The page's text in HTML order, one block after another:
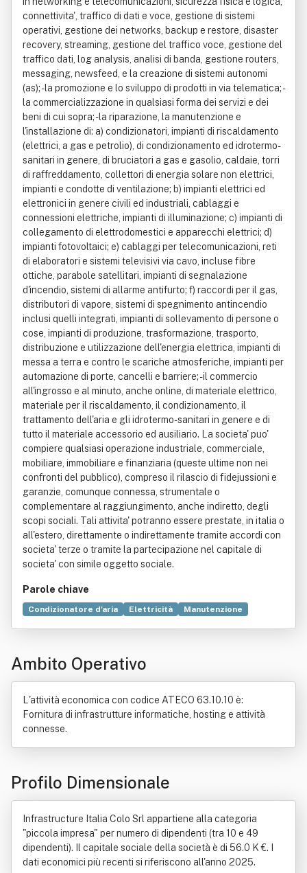
connettivita', traffico di dati e voce, gestione di sistemi
operativi, gestione dei networks, backup e restore, disaster
recovery, streaming, gestione del traffico voce, gestione del
traffico dati, log analysis, analisi di banda, gestione routers,
messaging, newsfeed, e la creazione di sistemi autonomi
(as); - la promozione e lo sviluppo di prodotti in via telematica; -
la commercializzazione in qualsiasi forma dei servizi e dei
beni di cui sopra; - la riparazione, la manutenzione e
l'installazione di: a) condizionatori, impianti di riscaldamento
(elettrici, a gas e petrolio), di condizionamento ed idrotermo-
sanitari in genere, di bruciatori a gas e gasolio, caldaie, torri
di raffreddamento, collettori di energia solare non elettrici,
impianti e condotte di ventilazione; b) impianti elettrici ed
elettronici in genere civili ed industriali, cablaggi e
connessioni elettriche, impianti di illuminazione; c) impianti di
collegamento di elettrodomestici e apparecchi elettrici; d)
impianti fotovoltaici; e) cablaggi per telecomunicazioni, reti
di elaboratori e sistemi televisivi via cavo, incluse fibre
ottiche, parabole satellitari, impianti di segnalazione
d'incendio, sistemi di allarme antifurto; f) raccordi per il gas,
distributori di vapore, sistemi di spegnimento antincendio
inclusi quelli integrati, impianti di sollevamento di persone o
cose, impianti di produzione, trasformazione, trasporto,
distribuzione e utilizzazione dell'energia elettrica, impianti di
messa a terra e contro le scariche atmosferiche, impianti per
automazione di porte, cancelli e barriere; - il commercio
all'ingrosso e al minuto, anche online, di materiale elettrico,
materiale per il riscaldamento, il condizionamento, il
trattamento dell'aria e gli idrotermo-sanitari in genere e di
tutto il materiale accessorio ed ausiliario. La societa' puo'
compiere qualsiasi operazione industriale, commerciale,
mobiliare, immobiliare e finanziaria (queste ultime non nei
confronti del pubblico), compreso il rilascio di fidejussioni e
garanzie, comunque connessa, strumentale o
complementare al raggiungimento, anche indiretto, degli
scopi sociali. Tali attivita' potranno essere prestate, in italia o
all'estero, direttamente o indirettamente tramite accordi con
societa' terze o tramite la partecipazione nel capitale di
societa' con simile oggetto sociale.
Parole chiave
Condizionatore d'aria Elettricità
Manutenzione
Installazione (informatica)
Rete di computer
Ambito Operativo
L'attività economica con codice ATECO 63.10.10 è:
Fornitura di infrastrutture informatiche, hosting e attività
connesse.
Profilo Dimensionale
Infrastructure Italia Colo Srl appartiene alla categoria
"piccola impresa" per numero di dipendenti (tra 10 e 49
dipendenti). Il capitale sociale della società è di 56.0 K €. I
dati economici più recenti si riferiscono all'anno 2025.